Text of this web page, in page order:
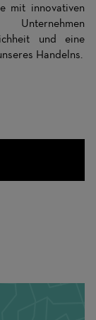
mit innovativen
und eine
Handelns.